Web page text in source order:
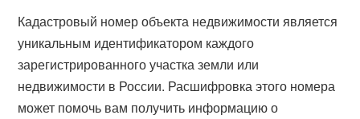
Кадастровый номер объекта недвижимости является
уникальным идентификатором каждого
зарегистрированного участка земли или
недвижимости в России. Расшифровка этого номера
может помочь вам получить информацию о